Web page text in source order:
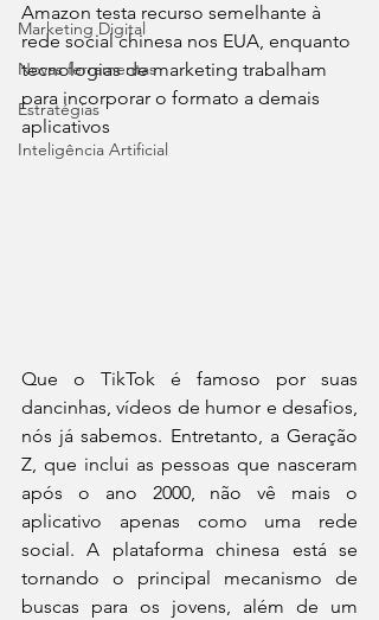
Marketing Digital
Novas ferramentas
Estratégias
Inteligência Artificial
Amazon testa recurso semelhante à
rede social chinesa nos EUA, enquanto
tecnologias de marketing trabalham
para incorporar o formato a demais
aplicativos
Que o TikTok é famoso por suas
dancinhas, vídeos de humor e desafios,
nós já sabemos. Entretanto, a Geração
Z, que inclui as pessoas que nasceram
após o ano 2000, não vê mais o
aplicativo apenas como uma rede
social. A plataforma chinesa está se
tornando o principal mecanismo de
buscas para os jovens, além de um